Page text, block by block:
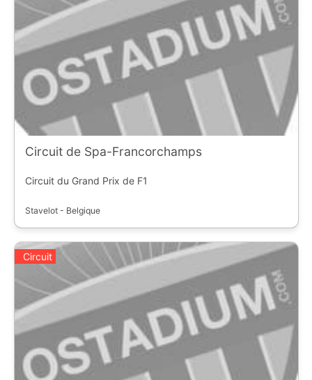
Circuit de Spa-Francorchamps
Circuit du Grand Prix de F1
Stavelot - Belgique
Circuit